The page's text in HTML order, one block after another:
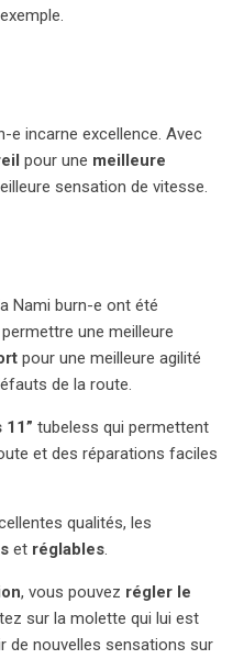
e incarne excellence. Avec
pour une meilleure
sensation de vitesse.
Nami burn-e ont été
une meilleure
pour une meilleure agilité
de la route.
11” tubeless qui permettent
et des réparations faciles
qualités, les
et réglables.
, vous pouvez régler le
sur la molette qui lui est
de nouvelles sensations sur